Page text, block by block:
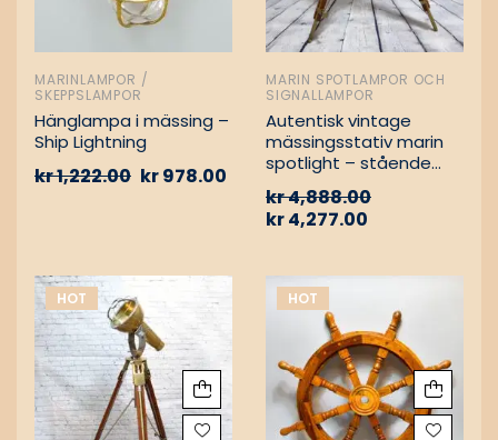
MARINLAMPOR /
SKEPPSLAMPOR
Hänglampa i mässing –
Ship Lightning
kr1,222.00 kr978.00
MARIN SPOTLAMPOR OCH
SIGNALLAMPOR
Autentisk vintage
mässingsstativ marin
spotlight – stående
kr4,888.00
kr4,277.00
HOT HOT